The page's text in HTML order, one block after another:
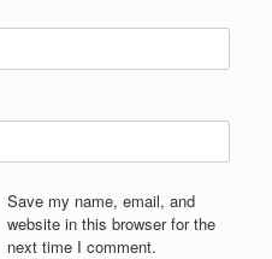
Save my name, email, and
website in this browser for the
next time I comment.